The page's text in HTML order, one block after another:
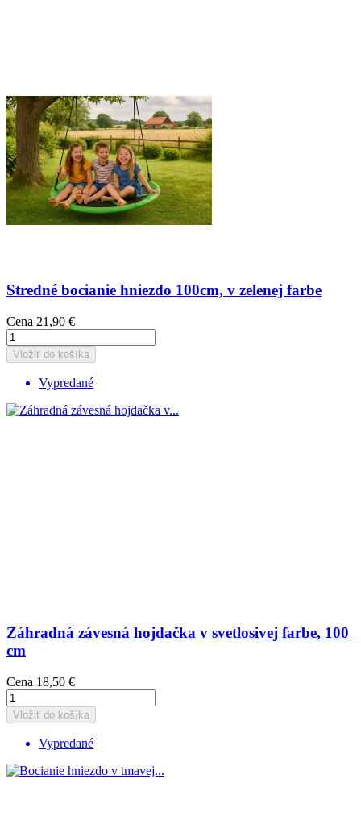
Stredné bocianie hniezdo 100cm, v zelenej farbe
Cena 21,90 €
Vložiť do košíka
Vypredané
Záhradná závesná hojdačka v svetlosivej farbe, 100
cm
Cena 18,50 €
Vložiť do košíka
Vypredané